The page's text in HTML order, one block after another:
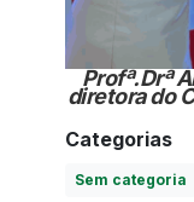
Profª.Drª
diretora do
Categorias
Sem categoria